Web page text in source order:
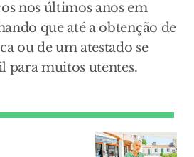
nos últimos anos em
que até a obtenção de
ou de um atestado se
para muitos utentes.